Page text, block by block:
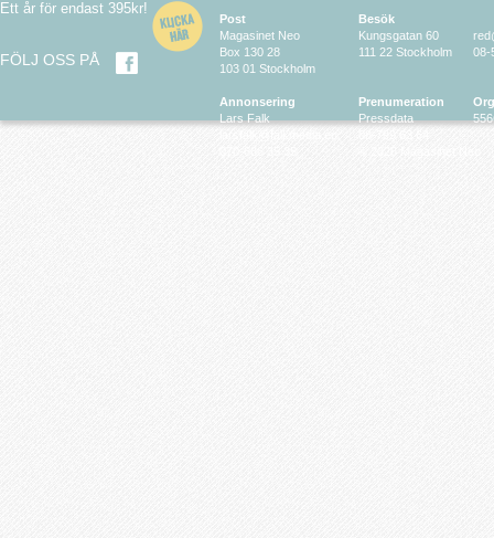
Ett år för endast 395kr!
FÖLJ OSS PÅ
Post
Magasinet Neo
Box 130 28
103 01 Stockholm
Annonsering
Lars Falk
Besök
Kungsgatan 60
111 22 Stockholm
Prenumeration
Pressdata
08-